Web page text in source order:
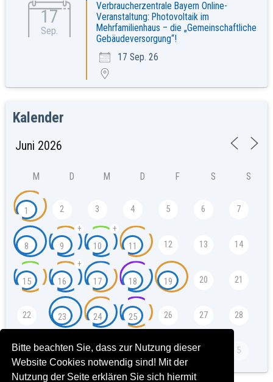
Bitte beachten Sie, dass zur Nutzung dieser
Website Cookies notwendig sind! Mit der
Nutzung der Seite erklären Sie sich hiermit
17
Sep.
Verbraucherzentrale Bayern Online-
Veranstaltung: Photovoltaik im
Mehrfamilienhaus – die „Gemeinschaftliche
Gebäudeversorgung“!
17 Sep. 26
Kalender
M D M D F S S
1 2 3 4 5 6 7
8 9
+
10
+
11 12 13 14
15 16
+
17 18 19 20 21
22 23 24 25 26 27 28
29 30 1 2 3 5